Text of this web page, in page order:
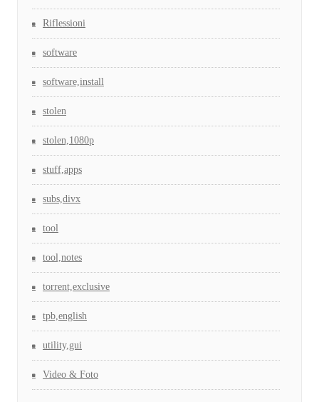
Riflessioni
software
software,install
stolen
stolen,1080p
stuff,apps
subs,divx
tool
tool,notes
torrent,exclusive
tpb,english
utility,gui
Video & Foto